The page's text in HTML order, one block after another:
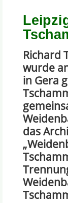
Richard
wurde
in Gera
das